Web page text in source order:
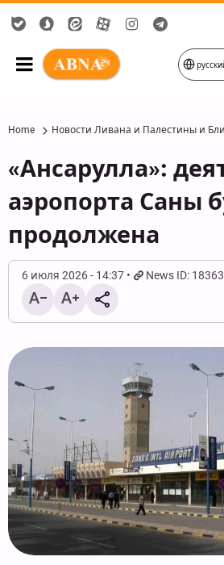
Home Новости Ливана и Палестины и
«Ансарулла»:
аэропорта Саны
продолжена
6 июля 2026 - 14:37 News ID: